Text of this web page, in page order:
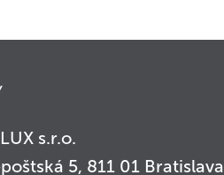
s.r.o.
5, 811 01 Bratislava